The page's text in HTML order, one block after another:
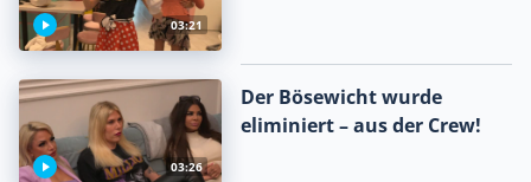
03:21
03:26
Der Bösewicht wurde
eliminiert – aus der Crew!